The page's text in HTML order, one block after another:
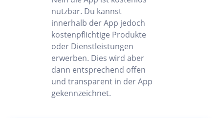
nutzbar. Du kannst
innerhalb der App jedoch
kostenpflichtige Produkte
oder Dienstleistungen
erwerben. Dies wird aber
dann entsprechend offen
und transparent in der App
gekennzeichnet.